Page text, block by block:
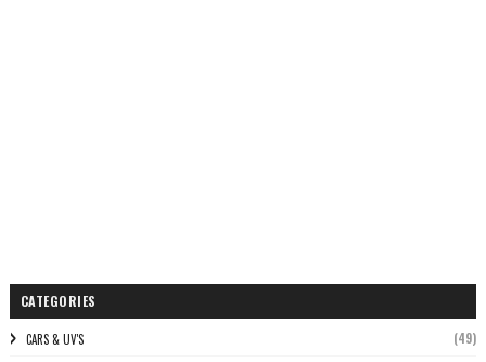
CATEGORIES
CARS & UV'S (49)